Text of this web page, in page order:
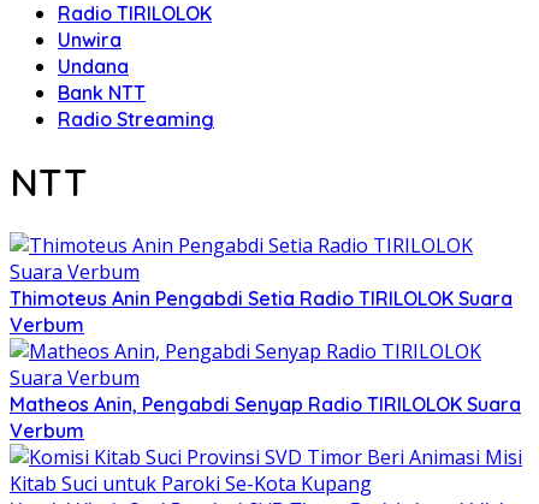
Radio TIRILOLOK
Unwira
Undana
Bank NTT
Radio Streaming
NTT
Thimoteus Anin Pengabdi Setia Radio TIRILOLOK Suara
Verbum
Matheos Anin, Pengabdi Senyap Radio TIRILOLOK Suara
Verbum